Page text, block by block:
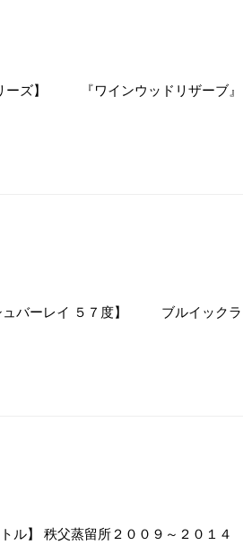
ーズ】 『ワインウッドリザーブ』
ュバーレイ ５７度】 ブルイックラ
ル】 秩父蒸留所２００９～２０１４